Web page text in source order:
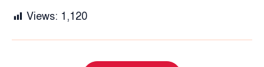
Views: 1,120